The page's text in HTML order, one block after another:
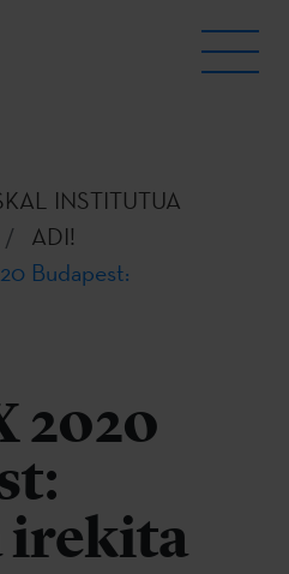
INSTITUTUA
ADI!
Budapest:
2020
irekita